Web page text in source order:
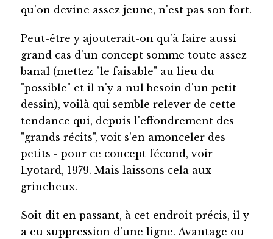
qu'on devine assez jeune, n'est pas son fort.
Peut-être y ajouterait-on qu'à faire aussi
grand cas d'un concept somme toute assez
banal (mettez "le faisable" au lieu du
"possible" et il n'y a nul besoin d'un petit
dessin), voilà qui semble relever de cette
tendance qui, depuis l'effondrement des
"grands récits", voit s'en amonceler des
petits - pour ce concept fécond, voir
Lyotard, 1979. Mais laissons cela aux
grincheux.
Soit dit en passant, à cet endroit précis, il y
a eu suppression d'une ligne. Avantage ou